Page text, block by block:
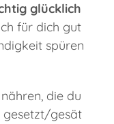
glücklich
für dich gut
spüren
die du
gesetzt/gesät